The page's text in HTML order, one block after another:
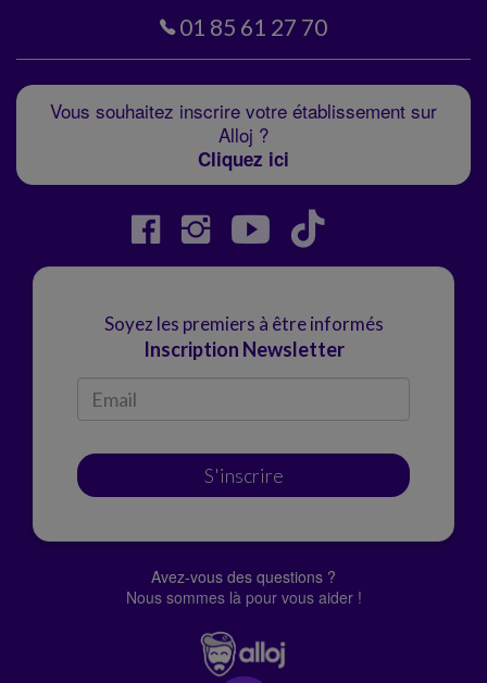
01 85 61 27 70
Vous souhaitez inscrire votre établissement sur
Alloj ?
Cliquez ici
Soyez les premiers à être informés
Inscription Newsletter
S'inscrire
Avez-vous des questions ?
Nous sommes là pour vous aider !